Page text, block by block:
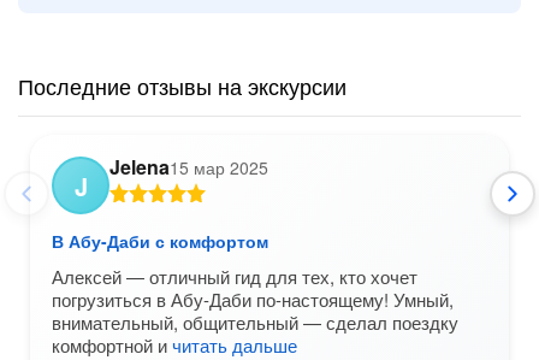
Последние отзывы на экскурсии
J
Jelena15 мар 2025
В Абу-Даби с комфортом
Алексей — отличный гид для тех, кто хочет
погрузиться в Абу-Даби по-настоящему! Умный,
внимательный, общительный — сделал поездку
комфортной ичитать дальше